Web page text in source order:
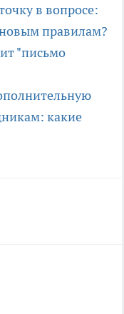
в вопросе:
правилам?
"письмо
какие